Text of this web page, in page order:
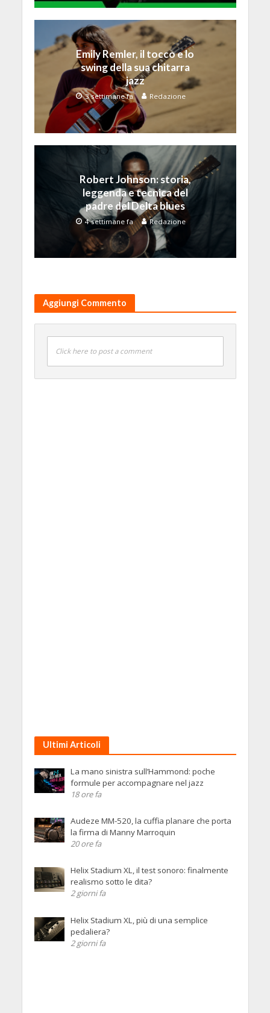
Emily Remler, il tocco e lo
swing della sua chitarra
jazz
3 settimane fa Redazione
Robert Johnson: storia,
leggenda e tecnica del
padre del Delta blues
4 settimane fa Redazione
Aggiungi Commento
Click here to post a comment
Ultimi Articoli
La mano sinistra sull’Hammond: poche
formule per accompagnare nel jazz
18 ore fa
Audeze MM-520, la cuffia planare che porta
la firma di Manny Marroquin
20 ore fa
Helix Stadium XL, il test sonoro: finalmente
realismo sotto le dita?
2 giorni fa
Helix Stadium XL, più di una semplice
pedaliera?
2 giorni fa